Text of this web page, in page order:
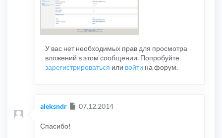
У вас нет необходимых прав для просмотра
вложений в этом сообщении. Попробуйте
зарегистрироваться или войти на форум.
aleksndr Сообщение
07.12.2014
Спасибо!